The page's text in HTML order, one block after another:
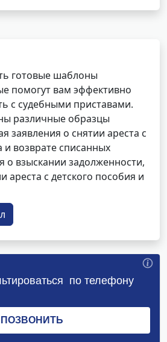
готовые шаблоны
помогут вам эффективно
с судебными приставами.
различные образцы
заявления о снятии ареста с
и возврате списанных
о взыскании задолженности,
ареста с детского пособия и